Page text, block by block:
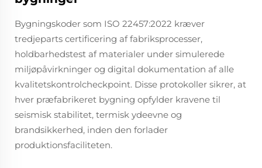
Bygningskoder som ISO 22457:2022 kræver
tredjeparts certificering af fabriksprocesser,
holdbarhedstest af materialer under simulerede
miljøpåvirkninger og digital dokumentation af alle
kvalitetskontrolcheckpoint. Disse protokoller sikrer, at
hver præfabrikeret bygning opfylder kravene til
seismisk stabilitet, termisk ydeevne og
brandsikkerhed, inden den forlader
produktionsfaciliteten.